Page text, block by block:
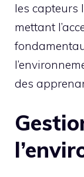
les capteurs
mettant
des